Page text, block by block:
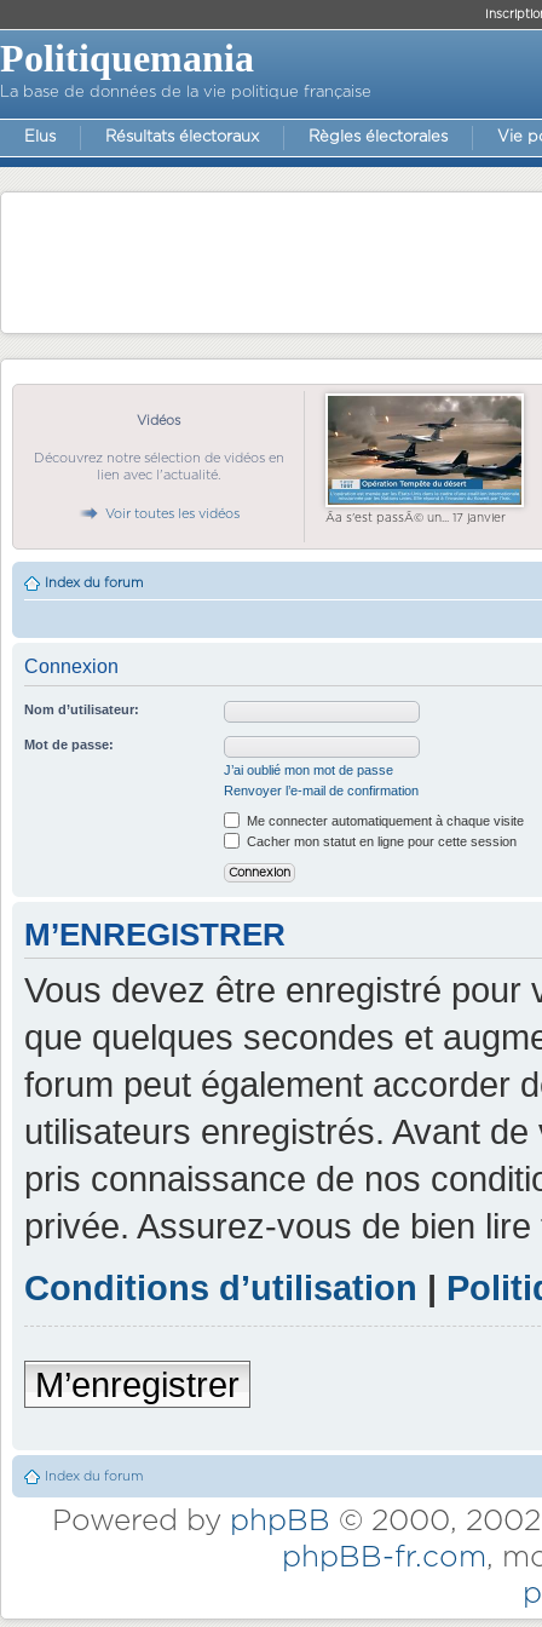
Politiquemania
La base de données de la vie politique française
Elus Résultats électoraux Règles électorales Vie
Vidéos
Découvrez notre sélection de vidéos en
lien avec l'actualité.
Voir toutes les vidéos Ãa s'est passÃ© un... 17 janvier
Index du forum
Connexion
Nom d’utilisateur:
Mot de passe:
J’ai oublié mon mot de passe
Renvoyer l’e-mail de confirmation
Me connecter automatiquement à chaque visite
Cacher mon statut en ligne pour cette session
M’ENREGISTRER
Vous devez être enregistré pour
que quelques secondes et
forum peut également accorder
utilisateurs enregistrés. Avant
pris connaissance de nos
privée. Assurez-vous de bien
Conditions d’utilisation |
M’enregistrer
Index du forum
Powered by phpBB © 2000,
phpBB-fr.com,